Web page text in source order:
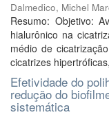
Dalmedico, Michel
Resumo: Objetivo:
hialurônico na
médio de
cicatrizes
Efetividade do
redução do
sistemática